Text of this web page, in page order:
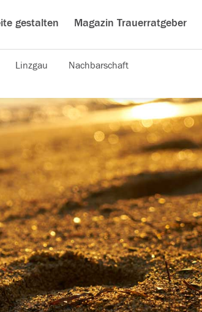
gestalten Magazin Trauerratgeber
Linzgau Nachbarschaft